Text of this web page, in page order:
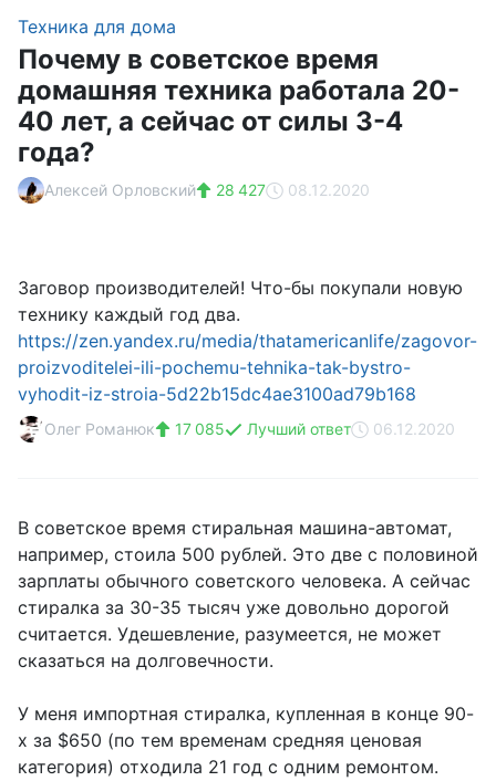
Техника для дома
Почему в советское время
домашняя техника работала 20-
40 лет, а сейчас от силы 3-4
года?
Алексей Орловский 28 427 08.12.2020
Заговор производителей! Что-бы покупали новую
технику каждый год два.
https://zen.yandex.ru/media/thatamericanlife/zagovor-
proizvoditelei-ili-pochemu-tehnika-tak-bystro-
vyhodit-iz-stroia-5d22b15dc4ae3100ad79b168
Олег Романюк 17 085 Лучший ответ 06.12.2020
В советское время стиральная машина-автомат,
например, стоила 500 рублей. Это две с половиной
зарплаты обычного советского человека. А сейчас
стиралка за 30-35 тысяч уже довольно дорогой
считается. Удешевление, разумеется, не может
сказаться на долговечности.
У меня импортная стиралка, купленная в конце 90-
х за $650 (по тем временам средняя ценовая
категория) отходила 21 год с одним ремонтом.